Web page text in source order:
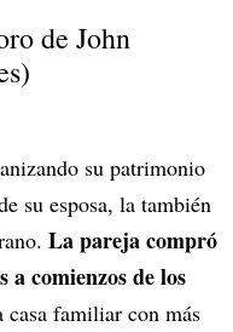
de John
su patrimonio
su esposa, la también
La pareja compró
a comienzos de los
casa familiar con más